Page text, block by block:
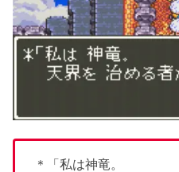
＊「私は神竜。